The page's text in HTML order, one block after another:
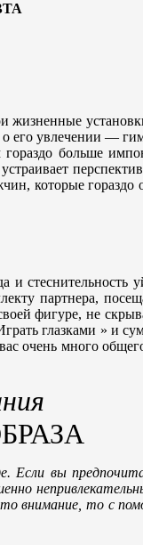
его увлечении —
больше
которые
стеснительность
партнера,
фигуре, не
глазками » и
очень много
Если вы
то внимание, то с